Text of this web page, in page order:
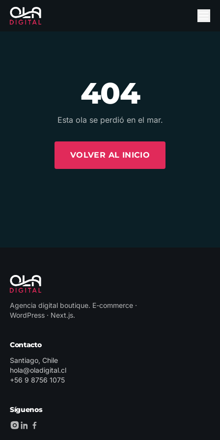
404
Esta ola se perdió en el mar.
VOLVER AL INICIO
Agencia digital boutique. E-commerce ·
WordPress · Next.js.
Contacto
Santiago, Chile
hola@oladigital.cl
+56 9 8756 1075
Síguenos